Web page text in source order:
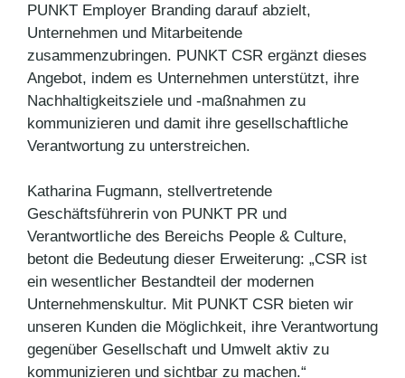
PUNKT Employer Branding darauf abzielt,
Unternehmen und Mitarbeitende
zusammenzubringen. PUNKT CSR ergänzt dieses
Angebot, indem es Unternehmen unterstützt, ihre
Nachhaltigkeitsziele und -maßnahmen zu
kommunizieren und damit ihre gesellschaftliche
Verantwortung zu unterstreichen.
Katharina Fugmann, stellvertretende
Geschäftsführerin von PUNKT PR und
Verantwortliche des Bereichs People & Culture,
betont die Bedeutung dieser Erweiterung: „CSR ist
ein wesentlicher Bestandteil der modernen
Unternehmenskultur. Mit PUNKT CSR bieten wir
unseren Kunden die Möglichkeit, ihre Verantwortung
gegenüber Gesellschaft und Umwelt aktiv zu
kommunizieren und sichtbar zu machen.“